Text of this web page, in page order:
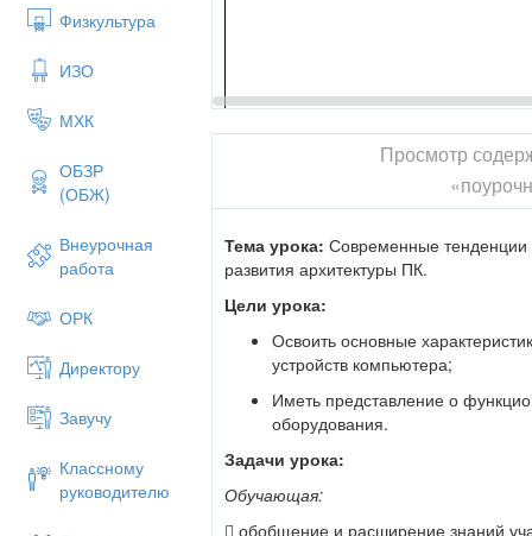
Физкультура
ИЗО
МХК
ОБЗР
(ОБЖ)
Внеурочная
работа
ОРК
Директору
Завучу
Классному
руководителю
обработка информации
мышление
устройство обработки
прием информации
органы чувств
устройства ввода
передача информации
речь, двигательная система
устройства вывода
Слайд №5
Слайд №6
Устройства ввода информации
язык машинных кодов
Просмотр
Тема урока: Современные тенденции
развития архитектуры ПК.
Цели урока:
Освоить основные
устройств компьютера;
Иметь представление о
оборудования.
Задачи урока:
Обучающая:
 обобщение и расширение знаний